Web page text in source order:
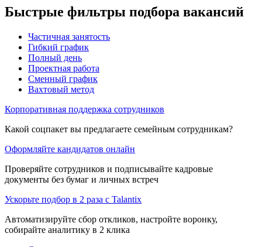
Быстрые фильтры подбора вакансий
Частичная занятость
Гибкий график
Полный день
Проектная работа
Сменный график
Вахтовый метод
Корпоративная поддержка сотрудников
Какой соцпакет вы предлагаете семейным сотрудникам?
Оформляйте кандидатов онлайн
Проверяйте сотрудников и подписывайте кадровые
документы без бумаг и личных встреч
Ускорьте подбор в 2 раза с Talantix
Автоматизируйте сбор откликов, настройте воронку,
собирайте аналитику в 2 клика